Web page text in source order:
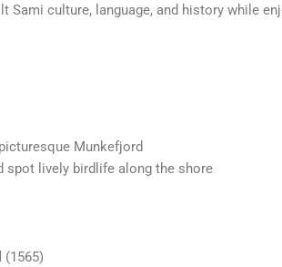
Sami culture, language, and history while
Munkefjord
spot lively birdlife along the shore
(1565)